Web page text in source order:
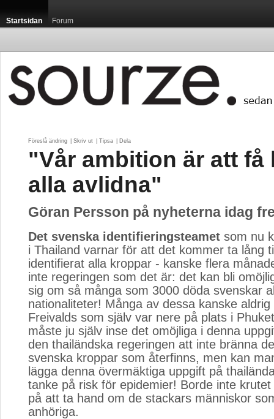
Startsidan Forum
Föreslå ändring Skriv ut Tipsa Dela
"Vår ambition är att få
alla avlidna"
Göran Persson på nyheterna idag
Det svenska identifieringsteamet som nu
i Thailand varnar för att det kommer ta lång
identifierat alla kroppar - kanske flera
inte regeringen som det är: det kan bli
sig om så många som 3000 döda svenskar
nationaliteter! Många av dessa kanske
Freivalds som själv var nere på plats i
måste ju själv inse det omöjliga i denna
den thailändska regeringen att inte bränna
svenska kroppar som återfinns, men kan
lägga denna övermäktiga uppgift på
tanke på risk för epidemier! Borde inte
på att ta hand om de stackars människor
anhöriga.